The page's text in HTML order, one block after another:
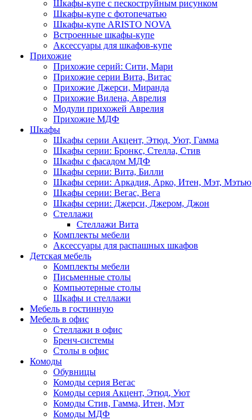
Шкафы-купе с пескоструйным рисунком
Шкафы-купе с фотопечатью
Шкафы-купе ARISTO NOVA
Встроенные шкафы-купе
Аксессуары для шкафов-купе
Прихожие
Прихожие серий: Сити, Мари
Прихожие серии Вита, Витас
Прихожие Джерси, Миранда
Прихожие Вилена, Аврелия
Модули прихожей Аврелия
Прихожие МДФ
Шкафы
Шкафы серии Акцент, Этюд, Уют, Гамма
Шкафы серии: Бронкс, Стелла, Стив
Шкафы с фасадом МДФ
Шкафы серии: Вита, Билли
Шкафы серии: Аркадия, Арко, Итен, Мэт, Мэтью
Шкафы серии: Вегас, Вега
Шкафы серии: Джерси, Джером, Джон
Стеллажи
Стеллажи Вита
Комплекты мебели
Аксессуары для распашных шкафов
Детская мебель
Комплекты мебели
Письменные столы
Компьютерные столы
Шкафы и стеллажи
Мебель в гостинную
Мебель в офис
Стеллажи в офис
Бренч-системы
Столы в офис
Комоды
Обувницы
Комоды серия Вегас
Комоды серия Акцент, Этюд, Уют
Комоды Стив, Гамма, Итен, Мэт
Комоды МДФ